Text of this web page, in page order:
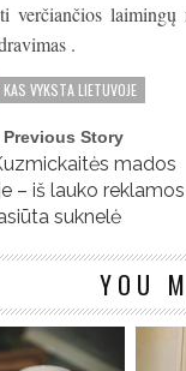
verčiančios
.
KAS VYKSTA LIETUVOJE
Story
mados
– iš lauko reklamos
suknelė
YOU